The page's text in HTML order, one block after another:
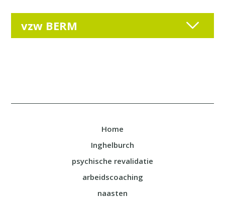
vzw BERM
Home
Inghelburch
psychische revalidatie
arbeidscoaching
naasten